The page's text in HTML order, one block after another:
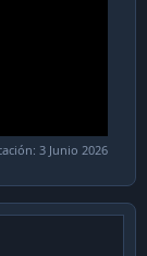
3 Junio 2026